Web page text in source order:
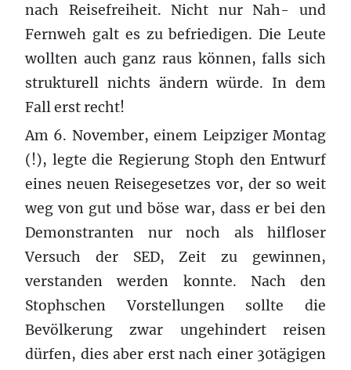
nach Reisefreiheit. Nicht nur Nah- und
Fernweh galt es zu befriedigen. Die Leute
wollten auch ganz raus können, falls sich
strukturell nichts ändern würde. In dem
Fall erst recht!
Am 6. November, einem Leipziger Montag
(!), legte die Regierung Stoph den Entwurf
eines neuen Reisegesetzes vor, der so weit
weg von gut und böse war, dass er bei den
Demonstranten nur noch als hilfloser
Versuch der SED, Zeit zu gewinnen,
verstanden werden konnte. Nach den
Stophschen Vorstellungen sollte die
Bevölkerung zwar ungehindert reisen
dürfen, dies aber erst nach einer 30tägigen